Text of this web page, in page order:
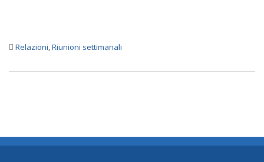
Relazioni,Riunioni settimanali